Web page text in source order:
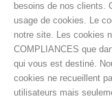
besoins de nos clients.
usage de cookies. Le
notre site. Les cookies
COMPLIANCES que
qui vous est destiné.
cookies ne recueillent
utilisateurs mais